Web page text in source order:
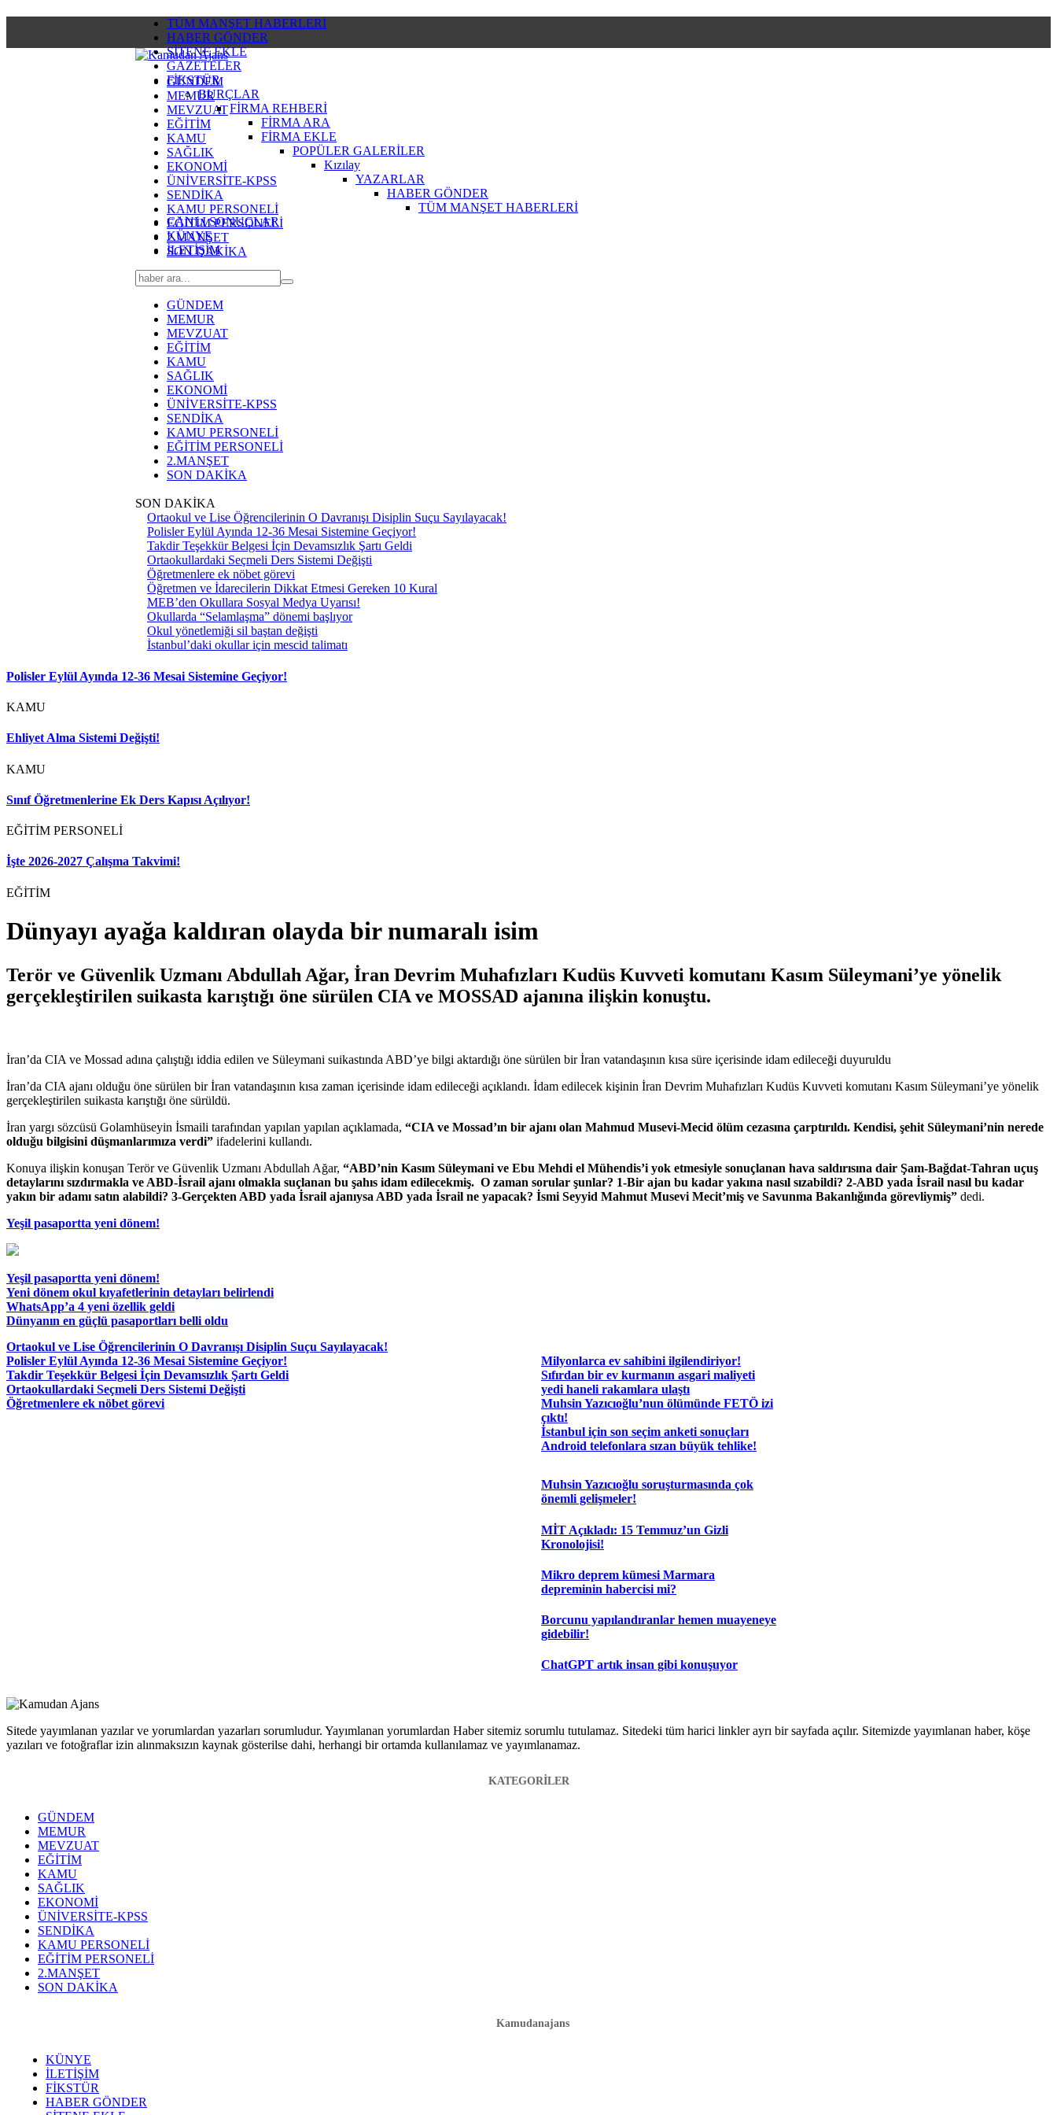
TÜM MANŞET HABERLERİ
HABER GÖNDER
SİTENE EKLE
GAZETELER
FİKSTÜR
BURÇLAR
FİRMA REHBERİ
FİRMA ARA
FİRMA EKLE
POPÜLER GALERİLER
Kızılay
YAZARLAR
HABER GÖNDER
TÜM MANŞET HABERLERİ
CANLI SONUÇLAR
KÜNYE
İLETİŞİM
GÜNDEM
MEMUR
MEVZUAT
EĞİTİM
KAMU
SAĞLIK
EKONOMİ
ÜNİVERSİTE-KPSS
SENDİKA
KAMU PERSONELİ
EĞİTİM PERSONELİ
2.MANŞET
SON DAKİKA
GÜNDEM
MEMUR
MEVZUAT
EĞİTİM
KAMU
SAĞLIK
EKONOMİ
ÜNİVERSİTE-KPSS
SENDİKA
KAMU PERSONELİ
EĞİTİM PERSONELİ
2.MANŞET
SON DAKİKA
SON DAKİKA
Ortaokul ve Lise Öğrencilerinin O Davranışı Disiplin Suçu Sayılayacak!
Polisler Eylül Ayında 12-36 Mesai Sistemine Geçiyor!
Takdir Teşekkür Belgesi İçin Devamsızlık Şartı Geldi
Ortaokullardaki Seçmeli Ders Sistemi Değişti
Öğretmenlere ek nöbet görevi
Öğretmen ve İdarecilerin Dikkat Etmesi Gereken 10 Kural
MEB’den Okullara Sosyal Medya Uyarısı!
Okullarda “Selamlaşma” dönemi başlıyor
Okul yönetlemiği sil baştan değişti
İstanbul’daki okullar için mescid talimatı
Polisler Eylül Ayında 12-36 Mesai Sistemine Geçiyor!
KAMU
Ehliyet Alma Sistemi Değişti!
KAMU
Sınıf Öğretmenlerine Ek Ders Kapısı Açılıyor!
EĞİTİM PERSONELİ
İşte 2026-2027 Çalışma Takvimi!
EĞİTİM
Dünyayı ayağa kaldıran olayda bir numaralı isim
Terör ve Güvenlik Uzmanı Abdullah Ağar, İran Devrim Muhafızları Kudüs Kuvveti komutanı Kasım Süleymani’ye yönelik
gerçekleştirilen suikasta karıştığı öne sürülen CIA ve MOSSAD ajanına ilişkin konuştu.
İran’da CIA ve Mossad adına çalıştığı iddia edilen ve Süleymani suikastında ABD’ye bilgi aktardığı öne sürülen bir İran vatandaşının kısa süre içerisinde idam edileceği duyuruldu
İran’da CIA ajanı olduğu öne sürülen bir İran vatandaşının kısa zaman içerisinde idam edileceği açıklandı. İdam edilecek kişinin İran Devrim Muhafızları Kudüs Kuvveti komutanı Kasım Süleymani’ye yönelik
gerçekleştirilen suikasta karıştığı öne sürüldü.
İran yargı sözcüsü Golamhüseyin İsmaili tarafından yapılan yapılan açıklamada, “CIA ve Mossad’ın bir ajanı olan Mahmud Musevi-Mecid ölüm cezasına çarptırıldı. Kendisi, şehit Süleymani’nin nerede
olduğu bilgisini düşmanlarımıza verdi” ifadelerini kullandı.
Konuya ilişkin konuşan Terör ve Güvenlik Uzmanı Abdullah Ağar, “ABD’nin Kasım Süleymani ve Ebu Mehdi el Mühendis’i yok etmesiyle sonuçlanan hava saldırısına dair Şam-Bağdat-Tahran uçuş
detaylarını sızdırmakla ve ABD-İsrail ajanı olmakla suçlanan bu şahıs idam edilecekmiş. O zaman sorular şunlar? 1-Bir ajan bu kadar yakına nasıl sızabildi? 2-ABD yada İsrail nasıl bu kadar
yakın bir adamı satın alabildi? 3-Gerçekten ABD yada İsrail ajanıysa ABD yada İsrail ne yapacak? İsmi Seyyid Mahmut Musevi Mecit’miş ve Savunma Bakanlığında görevliymiş” dedi.
Yeşil pasaportta yeni dönem!
Yeşil pasaportta yeni dönem!
Yeni dönem okul kıyafetlerinin detayları belirlendi
WhatsApp’a 4 yeni özellik geldi
Dünyanın en güçlü pasaportları belli oldu
Ortaokul ve Lise Öğrencilerinin O Davranışı Disiplin Suçu Sayılayacak!
Polisler Eylül Ayında 12-36 Mesai Sistemine Geçiyor!
Takdir Teşekkür Belgesi İçin Devamsızlık Şartı Geldi
Ortaokullardaki Seçmeli Ders Sistemi Değişti
Öğretmenlere ek nöbet görevi
Milyonlarca ev sahibini ilgilendiriyor!
Sıfırdan bir ev kurmanın asgari maliyeti
yedi haneli rakamlara ulaştı
Muhsin Yazıcıoğlu’nun ölümünde FETÖ izi
çıktı!
İstanbul için son seçim anketi sonuçları
Android telefonlara sızan büyük tehlike!
Muhsin Yazıcıoğlu soruşturmasında çok
önemli gelişmeler!
MİT Açıkladı: 15 Temmuz’un Gizli
Kronolojisi!
Mikro deprem kümesi Marmara
depreminin habercisi mi?
Borcunu yapılandıranlar hemen muayeneye
gidebilir!
ChatGPT artık insan gibi konuşuyor
Sitede yayımlanan yazılar ve yorumlardan yazarları sorumludur. Yayımlanan yorumlardan Haber sitemiz sorumlu tutulamaz. Sitedeki tüm harici linkler ayrı bir sayfada açılır. Sitemizde yayımlanan haber, köşe
yazıları ve fotoğraflar izin alınmaksızın kaynak gösterilse dahi, herhangi bir ortamda kullanılamaz ve yayımlanamaz.
KATEGORİLER
GÜNDEM
MEMUR
MEVZUAT
EĞİTİM
KAMU
SAĞLIK
EKONOMİ
ÜNİVERSİTE-KPSS
SENDİKA
KAMU PERSONELİ
EĞİTİM PERSONELİ
2.MANŞET
SON DAKİKA
Kamudanajans
KÜNYE
İLETİŞİM
FİKSTÜR
HABER GÖNDER